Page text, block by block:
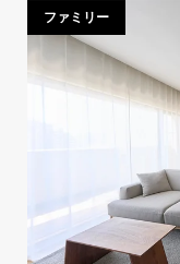
ファミリー